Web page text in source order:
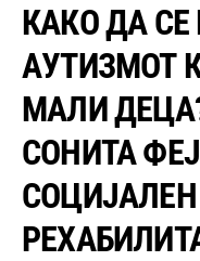
КАКО ДА
АУТИЗМОТ
МАЛИ
СОНИТА